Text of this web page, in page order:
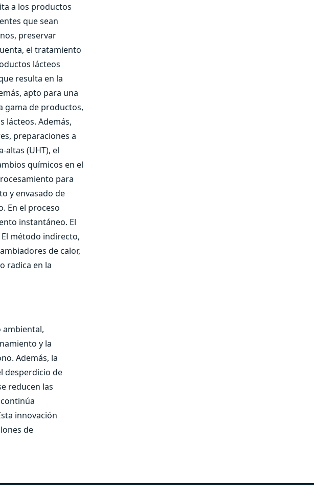
a los productos
que sean
preservar
el tratamiento
lácteos
resulta en la
apto para una
gama de productos,
lácteos. Además,
preparaciones a
(UHT), el
químicos en el
para
y envasado de
En el proceso
instantáneo. El
El método indirecto,
de calor,
radica en la
ambiental,
y la
Además, la
desperdicio de
reducen las
innovación
de